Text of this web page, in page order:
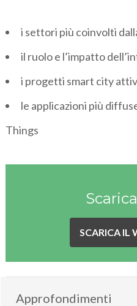
i settori più coinvolti
il ruolo e l’impatto
i progetti smart city
le applicazioni più
Things
SCARICA IL
Approfondimenti